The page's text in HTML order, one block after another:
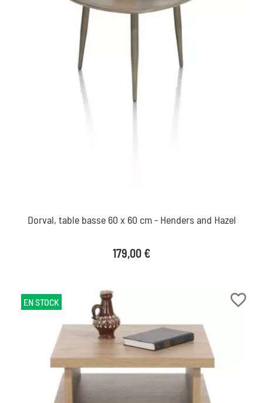
Dorval, table basse 60 x 60 cm - Henders and Hazel
Prix
179,00 €
favorite_border
EN STOCK